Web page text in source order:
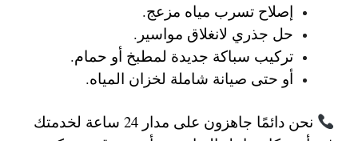
إصلاح تسرب مياه مزعج.
حل جذري لانغلاق مواسير.
تركيب سباكة جديدة لمطبخ أو حمام.
أو حتى صيانة شاملة لخزان المياه.
نحن دائمًا جاهزون على مدار 24 ساعة
لخدمتك